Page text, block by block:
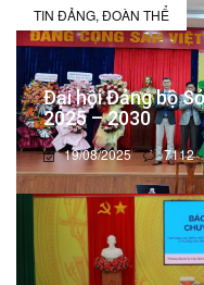
TIN ĐẢNG, ĐOÀN THỂ
Đại hội Đảng bộ
2025 – 2030
19/08/2025 7112